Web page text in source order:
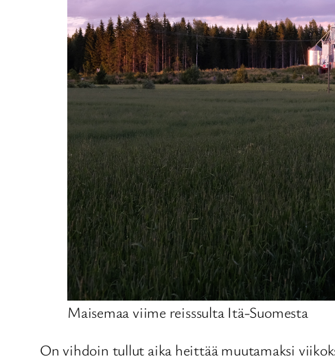
Maisemaa viime reisssulta Itä-Suomesta
On vihdoin tullut aika heittää muutamaksi